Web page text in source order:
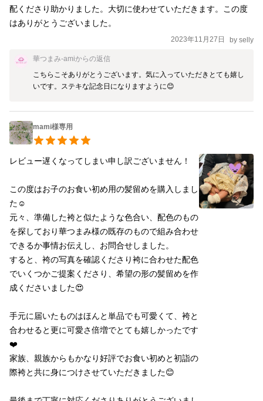
配くださり助かりました。大切に使わせていただきます。この度
はありがとうございました。
2023年11月27日 by selly
華つまみ-amiからの返信
こちらこそありがとうございます。気に入っていただきとても嬉し
いです。ステキな記念日になりますように😊
mami様専用
レビュー遅くなってしまい申し訳ございません！
この度はお子のお食い初め用の髪留めを購入しまし
た☺️
元々、準備した袴と似たような色合い、配色のもの
を探しており華つまみ様の既存のもので組み合わせ
できるか事情お伝えし、お問合せしました。
すると、袴の写真を確認くださり袴に合わせた配色
でいくつかご提案くださり、希望の形の髪留めを作
成くださいました😍
手元に届いたものはほんと単品でも可愛くて、袴と
合わせると更に可愛さ倍増でとても嬉しかったです
❤️
家族、親族からもかなり好評でお食い初めと初詣の
際袴と共に身につけさせていただきました😊